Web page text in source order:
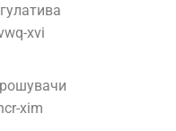
xvi
xim